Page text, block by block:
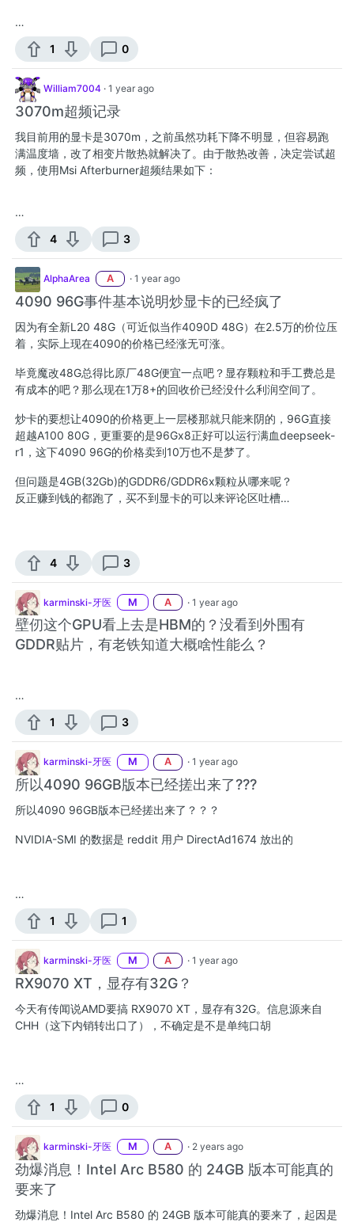
…
1
0
William7004 · 1 year ago
3070m超频记录
我目前用的显卡是3070m，之前虽然功耗下降不明显，但容易跑
满温度墙，改了相变片散热就解决了。由于散热改善，决定尝试超
频，使用Msi Afterburner超频结果如下：
…
4
3
AlphaArea A · 1 year ago
4090 96G事件基本说明炒显卡的已经疯了
因为有全新L20 48G（可近似当作4090D 48G）在2.5万的价位压
着，实际上现在4090的价格已经涨无可涨。
毕竟魔改48G总得比原厂48G便宜一点吧？显存颗粒和手工费总是
有成本的吧？那么现在1万8+的回收价已经没什么利润空间了。
炒卡的要想让4090的价格更上一层楼那就只能来阴的，96G直接
超越A100 80G，更重要的是96Gx8正好可以运行满血deepseek-
r1，这下4090 96G的价格卖到10万也不是梦了。
但问题是4GB(32Gb)的GDDR6/GDDR6x颗粒从哪来呢？
反正赚到钱的都跑了，买不到显卡的可以来评论区吐槽…
4 3
karminski-牙医 M A · 1 year ago
壁仞这个GPU看上去是HBM的？没看到外围有
GDDR贴片，有老铁知道大概啥性能么？ ​​​
…
1
3
karminski-牙医 M A · 1 year ago
所以4090 96GB版本已经搓出来了???
所以4090 96GB版本已经搓出来了？？？
NVIDIA-SMI 的数据是 reddit 用户 DirectAd1674 放出的
…
1
1
karminski-牙医 M A · 1 year ago
RX9070 XT，显存有32G？
今天有传闻说AMD要搞 RX9070 XT，显存有32G。信息源来自
CHH（这下内销转出口了），不确定是不是单纯口胡
…
1
0
karminski-牙医 M A · 2 years ago
劲爆消息！Intel Arc B580 的 24GB 版本可能真的
要来了
劲爆消息！Intel Arc B580 的 24GB 版本可能真的要来了，起因是